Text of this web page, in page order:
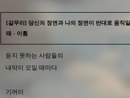
[갈무리] 당신의 정면과 나의 정면이 반대로 움직일
때 - 이훤
듣지 못하는 사람들의
내막이 모일 때마다
기꺼이